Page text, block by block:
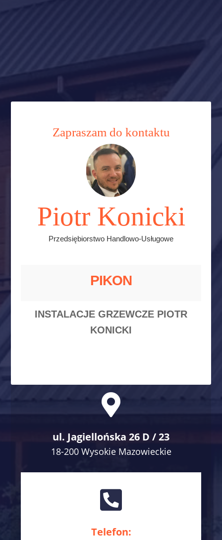
Zapraszam do kontaktu
Piotr Konicki
Przedsiębiorstwo Handlowo-Usługowe
PIKON
INSTALACJE GRZEWCZE PIOTR
KONICKI

ul. Jagiellońska 26 D / 23
18-200 Wysokie Mazowieckie

Telefon: